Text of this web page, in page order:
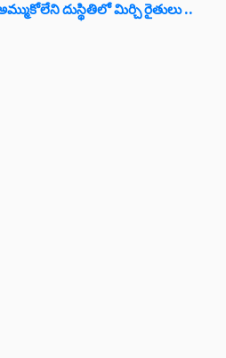
దుస్థితిలో మిర్చి రైతులు ..